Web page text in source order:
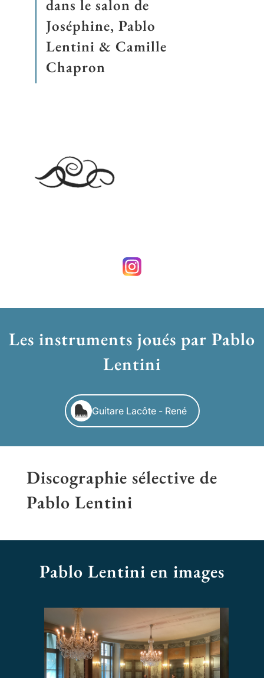
dans le salon de
Joséphine, Pablo
Lentini & Camille
Chapron
Les instruments joués par Pablo
Lentini
Guitare Lacôte - René
Discographie sélective de
Pablo Lentini
Pablo Lentini en images